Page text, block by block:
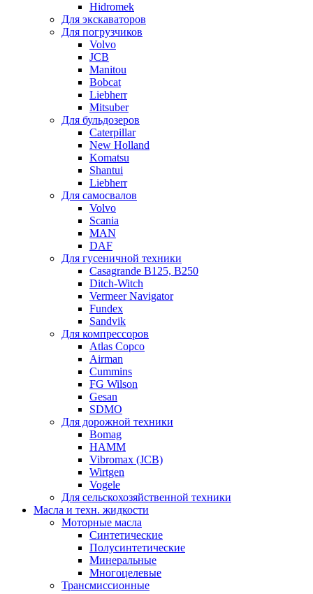
Hidromek
Для экскаваторов
Для погрузчиков
Volvo
JCB
Manitou
Bobcat
Liebherr
Mitsuber
Для бульдозеров
Caterpillar
New Holland
Komatsu
Shantui
Liebherr
Для самосвалов
Volvo
Scania
MAN
DAF
Для гусеничной техники
Casagrande B125, B250
Ditch-Witch
Vermeer Navigator
Fundex
Sandvik
Для компрессоров
Atlas Copco
Airman
Cummins
FG Wilson
Gesan
SDMO
Для дорожной техники
Bomag
HAMM
Vibromax (JCB)
Wirtgen
Vogele
Для сельскохозяйственной техники
Масла и техн. жидкости
Моторные масла
Синтетические
Полусинтетические
Минеральные
Многоцелевые
Трансмиссионные